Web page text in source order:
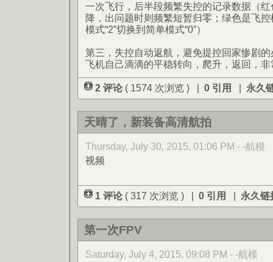
一次飞行，后半段频繁失控的记录数据（
降，出问题时则频繁短暂归零；绿色是飞
模式“2”切换到简单模式“0”）
第三，失控自动返航，避免提控回家惨剧
飞机自己滴滴的平稳转向，爬升，返回，
2 评论 ( 1574 次浏览 ) | 0 引用 | 永久
天晴了，新装备高清航拍
Thursday, July 30, 2015, 01:06 PM - -航模
视频
1 评论 ( 317 次浏览 ) | 0 引用 | 永久链
第一次FPV
Saturday, July 4, 2015, 09:08 PM - -航模